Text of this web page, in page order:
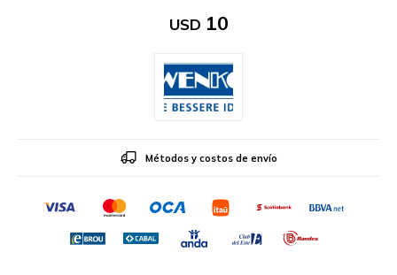
USD 10
Métodos y costos de envío